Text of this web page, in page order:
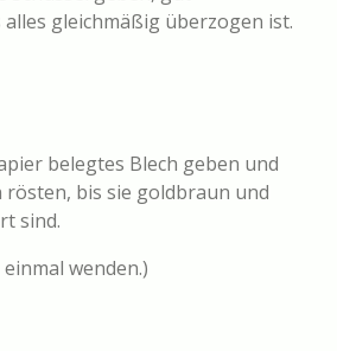
gleichmäßig überzogen ist.
belegtes Blech geben und
rösten, bis sie goldbraun und
sind.
wenden.)